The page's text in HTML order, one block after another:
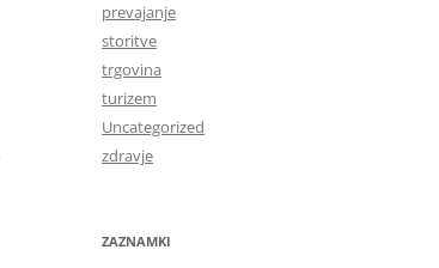
prevajanje
storitve
trgovina
turizem
Uncategorized
zdravje
ZAZNAMKI